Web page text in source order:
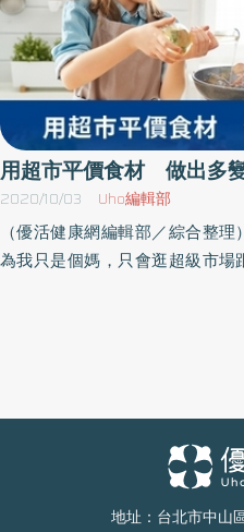
用超市平價食材 做出多
2020/10/03 Uho編輯部
（優活健康網編輯部／綜合整
為我只是個媽，只會逛超級市場
料也可以自行變化，家裡有什
希望這些食譜可以幫助大家一
兩。用簡單的料理方式輕鬆上
地址：台北市中山